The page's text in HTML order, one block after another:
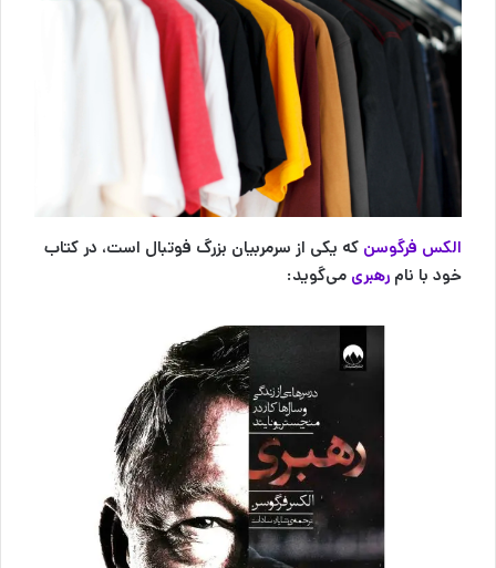
الکس فرگوسن که یکی از سرمربیان بزرگ فوتبال است، در کتاب
خود با نام رهبری می‌گوید: